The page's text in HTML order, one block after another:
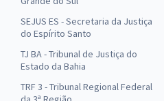
SEJUS ES - Secretaria da Justiça
do Espírito Santo
TJ BA - Tribunal de Justiça do
Estado da Bahia
TRF 3 - Tribunal Regional Federal